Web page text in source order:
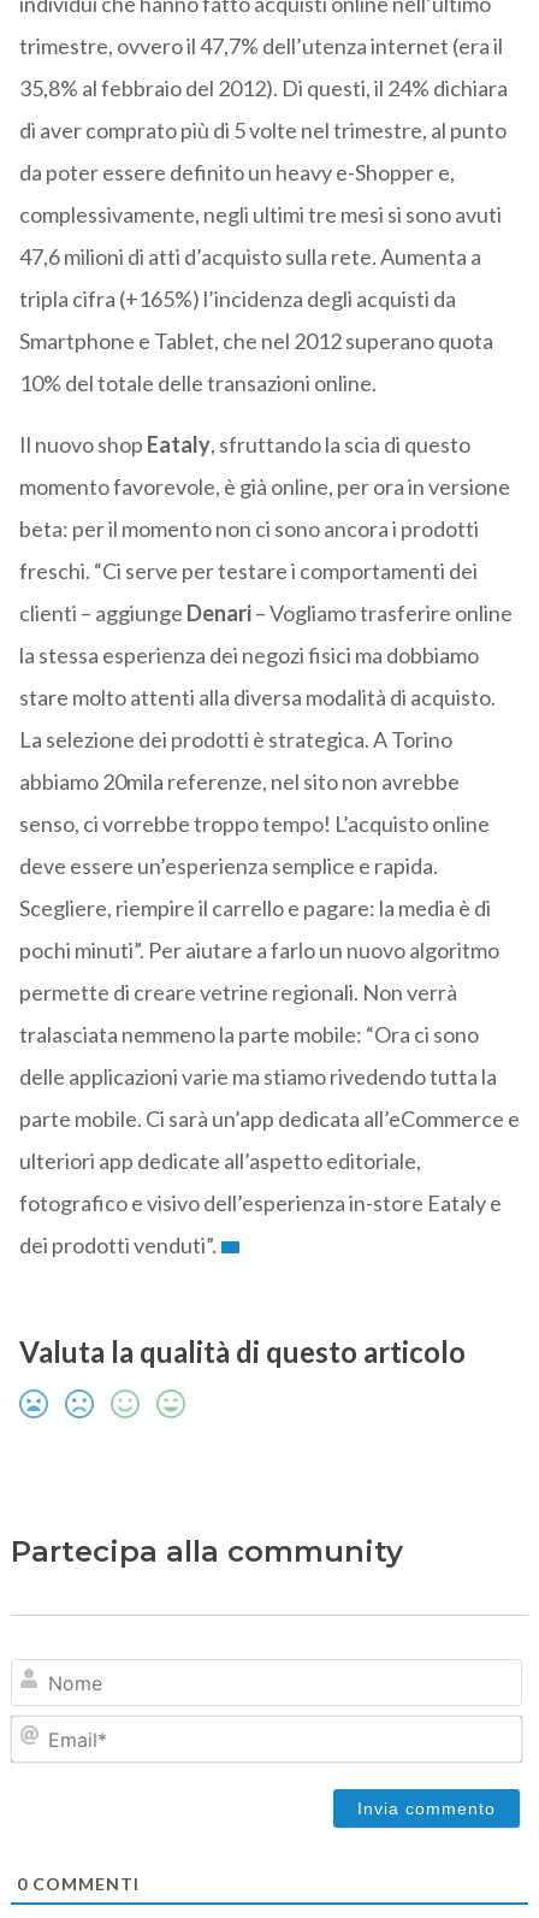
trimestre, ovvero il 47,7% dell’utenza internet (era il
35,8% al febbraio del 2012). Di questi, il 24% dichiara
di aver comprato più di 5 volte nel trimestre, al punto
da poter essere definito un heavy e-Shopper e,
complessivamente, negli ultimi tre mesi si sono avuti
47,6 milioni di atti d’acquisto sulla rete. Aumenta a
tripla cifra (+165%) l’incidenza degli acquisti da
Smartphone e Tablet, che nel 2012 superano quota
10% del totale delle transazioni online.
Il nuovo shop Eataly, sfruttando la scia di questo
momento favorevole, è già online, per ora in versione
beta: per il momento non ci sono ancora i prodotti
freschi. “Ci serve per testare i comportamenti dei
clienti – aggiunge Denari– Vogliamo trasferire online
la stessa esperienza dei negozi fisici ma dobbiamo
stare molto attenti alla diversa modalità di acquisto.
La selezione dei prodotti è strategica. A Torino
abbiamo 20mila referenze, nel sito non avrebbe
senso, ci vorrebbe troppo tempo! L’acquisto online
deve essere un’esperienza semplice e rapida.
Scegliere, riempire il carrello e pagare: la media è di
pochi minuti”. Per aiutare a farlo un nuovo algoritmo
permette di creare vetrine regionali. Non verrà
tralasciata nemmeno la parte mobile: “Ora ci sono
delle applicazioni varie ma stiamo rivedendo tutta la
parte mobile. Ci sarà un’app dedicata all’eCommerce e
ulteriori app dedicate all’aspetto editoriale,
fotografico e visivo dell’esperienza in-store Eataly e
dei prodotti venduti”.
Valuta la qualità di questo articolo
Partecipa alla community
0COMMENTI